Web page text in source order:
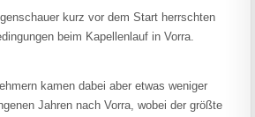
kurz vor dem Start herrschten
beim Kapellenlauf in Vorra.
kamen dabei aber etwas weniger
Jahren nach Vorra, wobei der größte